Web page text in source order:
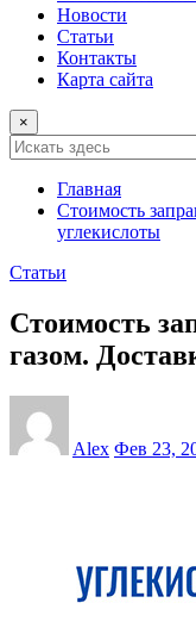
Новости
Статьи
Контакты
Карта сайта
×
Главная
Стоимость
углекислоты
Статьи
Стоимость
газом.
Alex Фев 23,